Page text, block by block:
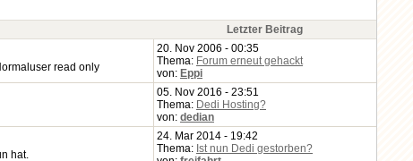
Letzter Beitrag
read only
20. Nov 2006 - 00:35
Thema: Forum erneut gehackt
von: Eppi
05. Nov 2016 - 23:51
Thema: Dedi Hosting?
von: dedian
hat.
24. Mar 2014 - 19:42
Thema: Ist nun Dedi gestorben?